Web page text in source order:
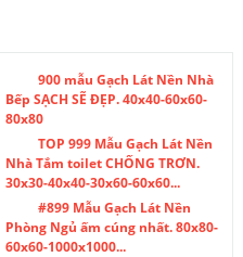
900 mẫu Gạch Lát Nền Nhà
Bếp SẠCH SẼ ĐẸP. 40x40-60x60-
80x80
TOP 999 Mẫu Gạch Lát Nền
Nhà Tắm toilet CHỐNG TRƠN.
30x30-40x40-30x60-60x60...
#899 Mẫu Gạch Lát Nền
Phòng Ngủ ấm cúng nhất. 80x80-
60x60-1000x1000...